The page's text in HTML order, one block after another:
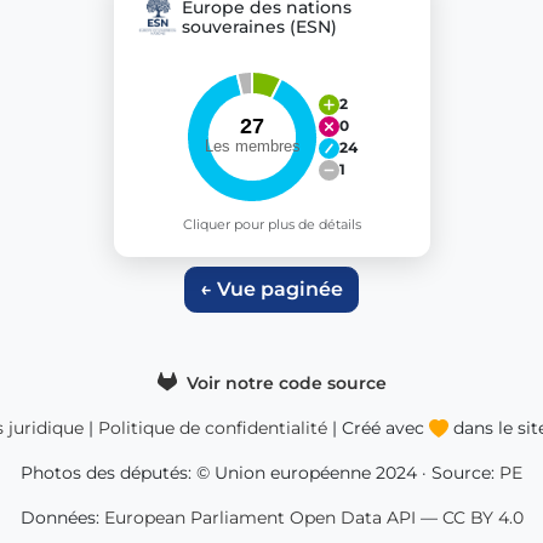
Europe des nations
souveraines (ESN)
2
0
24
1
Cliquer pour plus de détails
← Vue paginée
Voir notre code source
juridique | Politique de confidentialité | Créé avec dans le
Photos des députés: © Union européenne 2024 · Source: PE
Données: European Parliament Open Data API — CC BY 4.0